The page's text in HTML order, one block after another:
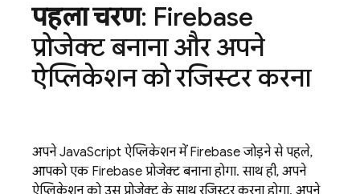
पहला चरण: Firebase
प्रोजेक्ट बनाना और अपने
ऐप्लिकेशन को रजिस्टर करना
अपने JavaScript ऐप्लिकेशन में Firebase जोड़ने से पहले,
आपको एक Firebase प्रोजेक्ट बनाना होगा. साथ ही, अपने
ऐप्लिकेशन को उस प्रोजेक्ट के साथ रजिस्टर करना होगा. अपने